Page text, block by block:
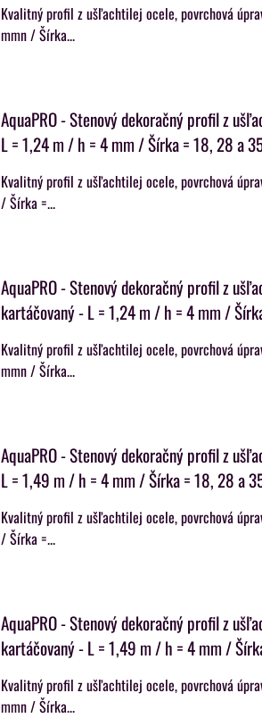
Kvalitný profil z ušľachtilej ocele, povrchová
mmn / Šírka...
AquaPRO - Stenový dekoračný profil z
L = 1,24 m / h = 4 mm / Šírka = 18, 28 a
Kvalitný profil z ušľachtilej ocele, povrchová
/ Šírka =...
AquaPRO - Stenový dekoračný profil z
kartáčovaný - L = 1,24 m / h = 4 mm /
Kvalitný profil z ušľachtilej ocele, povrchová
mmn / Šírka...
AquaPRO - Stenový dekoračný profil z
L = 1,49 m / h = 4 mm / Šírka = 18, 28 a
Kvalitný profil z ušľachtilej ocele, povrchová
/ Šírka =...
AquaPRO - Stenový dekoračný profil z
kartáčovaný - L = 1,49 m / h = 4 mm /
Kvalitný profil z ušľachtilej ocele, povrchová
mmn / Šírka...